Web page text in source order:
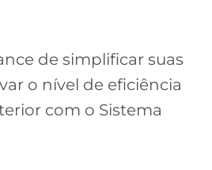
de simplificar suas
o nível de eficiência
com o Sistema